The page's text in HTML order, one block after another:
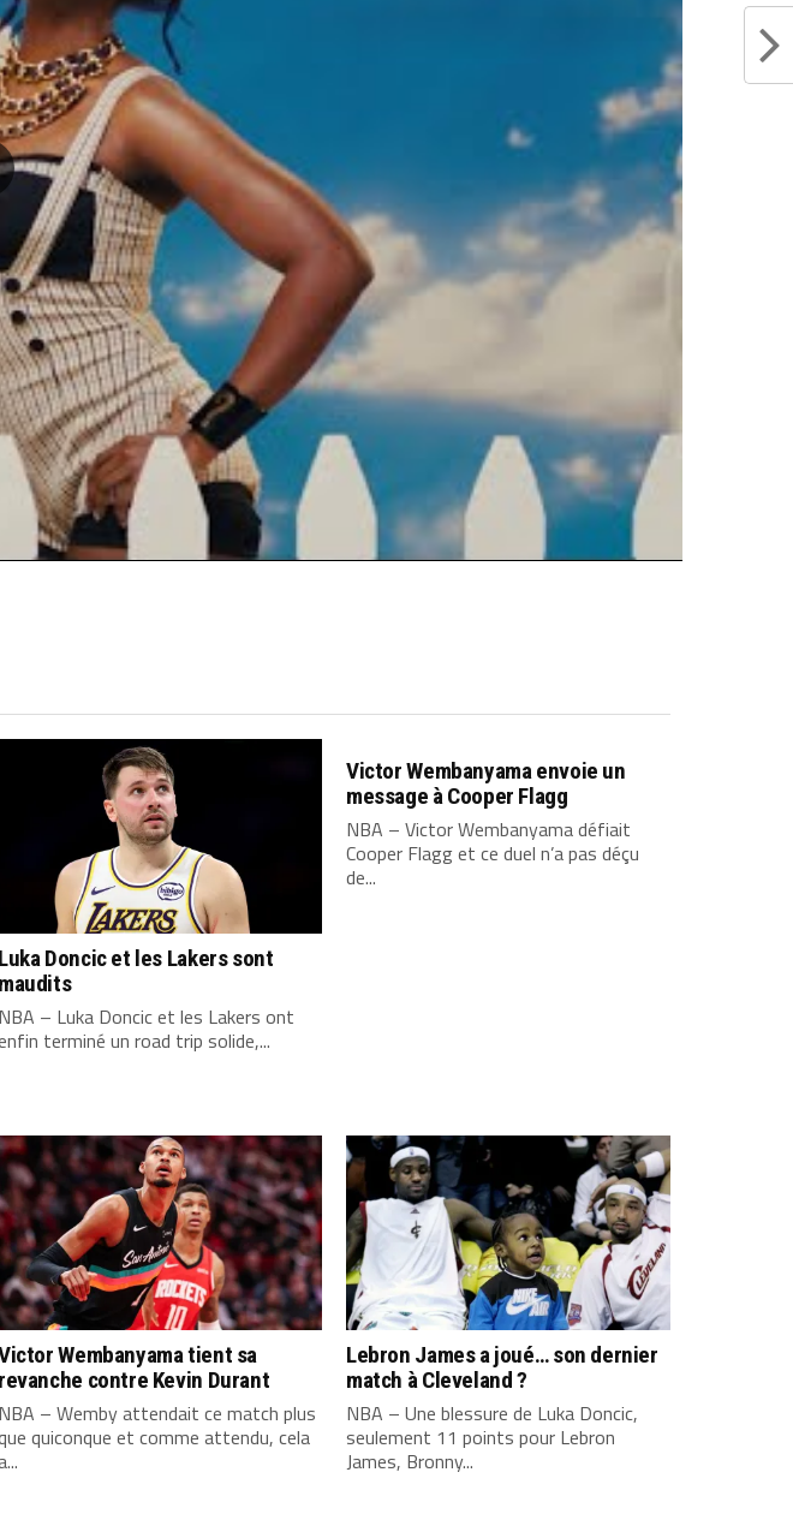
James a parlé de son futur
Lakers…
JOHNSON NBA
Luka Doncic et les Lakers sont
maudits
NBA – Luka Doncic et les Lakers ont
terminé un road trip solide,...
Victor Wembanyama envoie un
message à Cooper Flagg
NBA – Victor Wembanyama défiait
Cooper Flagg et ce duel n’a pas déçu
de...
Wembanyama tient sa
revanche contre Kevin Durant
NBA – Wemby attendait ce match plus
quiconque et comme attendu, cela
Lebron James a joué… son dernier
match à Cleveland ?
NBA – Une blessure de Luka Doncic,
seulement 11 points pour Lebron
James, Bronny...